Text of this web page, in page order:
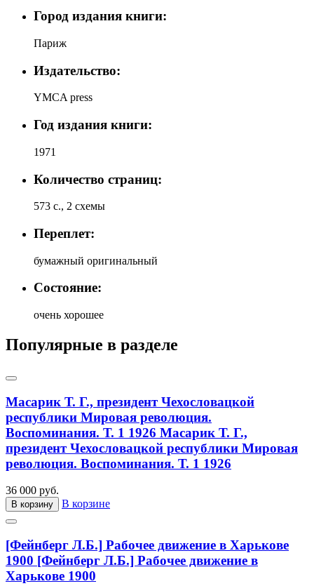
Город издания книги:
Париж
Издательство:
YMCA press
Год издания книги:
1971
Количество страниц:
573 с., 2 схемы
Переплет:
бумажный оригинальный
Состояние:
очень хорошее
Популярные в разделе
Масарик Т. Г., президент Чехословацкой
республики Мировая революция.
Воспоминания. Т. 1 1926 Масарик Т. Г.,
президент Чехословацкой республики Мировая
революция. Воспоминания. Т. 1 1926
36 000 руб.
В корзину В корзине
[Фейнберг Л.Б.] Рабочее движение в Харькове
1900 [Фейнберг Л.Б.] Рабочее движение в
Харькове 1900